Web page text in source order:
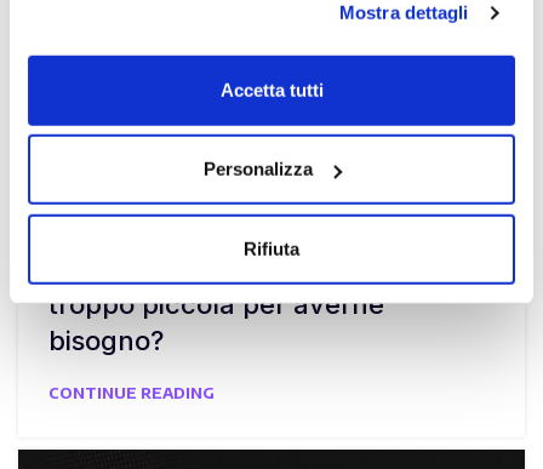
Chiudendo il banner con la X oppure cliccando su Rifiuta
la navigazione proseguirà in assenza di cookie diversi da
Mostra dettagli
Accetta tutti
Personalizza
Rifiuta
troppo piccola per averne
bisogno?
CONTINUE READING